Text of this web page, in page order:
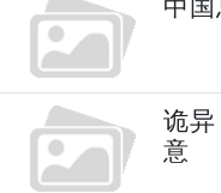
中
诡
意